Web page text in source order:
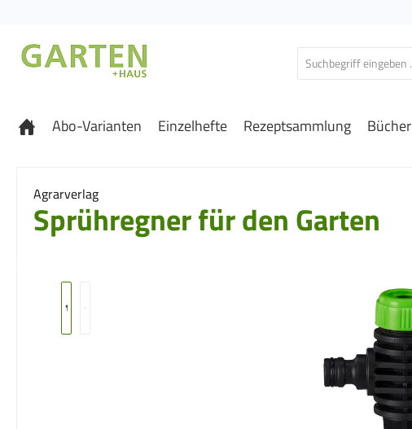
Abo-Varianten Einzelhefte Rezeptsammlung Bücher
Agrarverlag
Sprühregner für den Garten